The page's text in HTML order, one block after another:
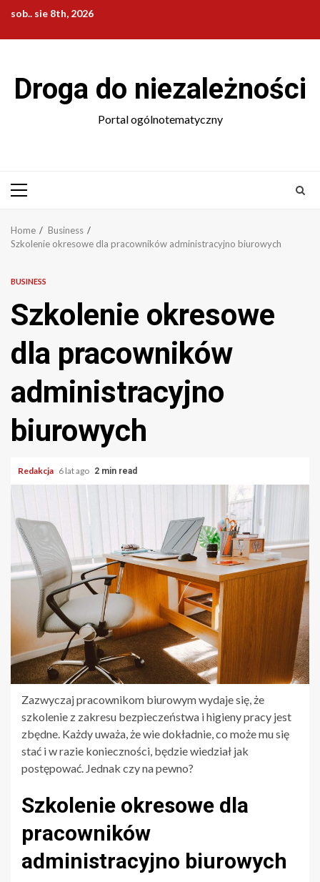
content
sob.. sie 8th, 2026
Droga do niezależności
Portal ogólnotematyczny
Primary
Home
Business
Szkolenie okresowe dla pracowników administracyjno biurowych
BUSINESS
Szkolenie okresowe
dla pracowników
administracyjno
biurowych
Redakcja 6 lat ago 2 min read
Zazwyczaj pracownikom biurowym wydaje się, że
szkolenie z zakresu bezpieczeństwa i higieny pracy jest
zbędne. Każdy uważa, że wie dokładnie, co może mu się
stać i w razie konieczności, będzie wiedział jak
postępować. Jednak czy na pewno?
Szkolenie okresowe dla
pracowników
administracyjno biurowych